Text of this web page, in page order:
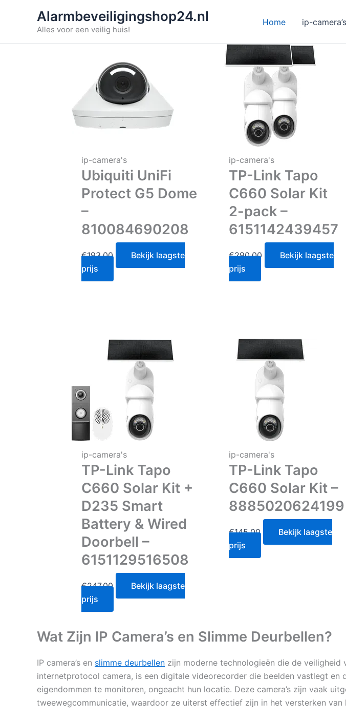
inhoud
Alarmbeveiligingshop24.nl
Alles voor een veilig huis!
Home ip-camera’s
ip-camera's
Ubiquiti UniFi
Protect G5 Dome
–
810084690208
€193.00
Bekijk laagste
prijs
ip-camera's
TP-Link Tapo
C660 Solar Kit
2-pack –
6151142439457
€290.00
Bekijk laagste
prijs
ip-camera's
TP-Link Tapo
C660 Solar Kit +
D235 Smart
Battery & Wired
Doorbell –
6151129516508
€247.00
Bekijk laagste
prijs
ip-camera's
TP-Link Tapo
C660 Solar Kit –
8885020624199
€145.00
Bekijk laagste
prijs
Wat Zijn IP Camera’s en Slimme Deurbellen?
IP camera’s en slimme deurbellen zijn moderne technologieën die de veiligheid
internetprotocol camera, is een digitale videorecorder die beelden vastlegt
eigendommen te monitoren, ongeacht hun locatie. Deze camera’s zijn vaak
tweewegcommunicatie, waardoor ze uiterst effectief zijn in het versterken van